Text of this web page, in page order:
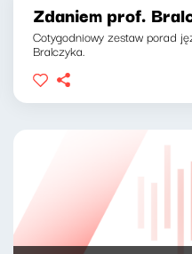
Zdaniem prof.
Cotygodniowy zestaw porad
Bralczyka.